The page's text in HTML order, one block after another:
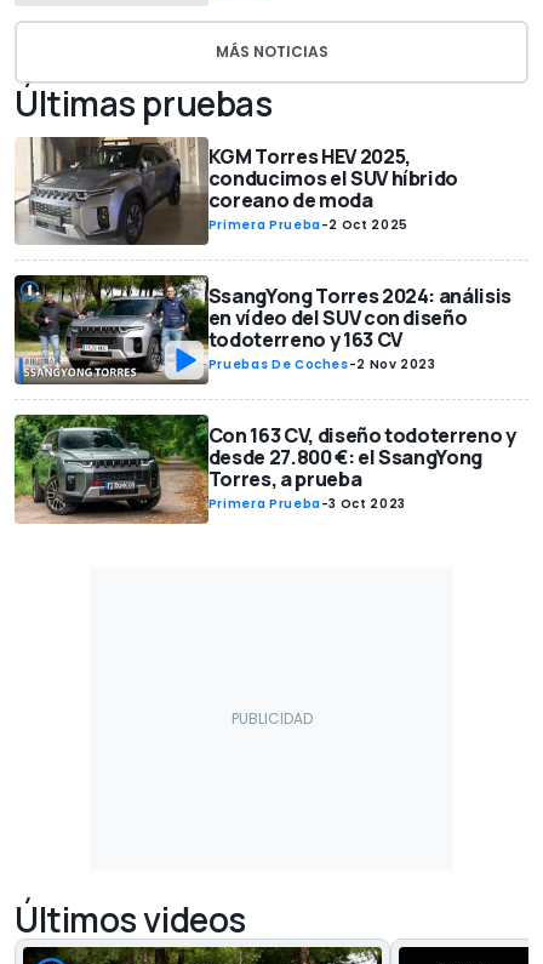
MÁS NOTICIAS
Últimas pruebas
KGM Torres HEV 2025,
conducimos el SUV híbrido
coreano de moda
Primera Prueba-2 Oct 2025
SsangYong Torres 2024: análisis
en vídeo del SUV con diseño
todoterreno y 163 CV
Pruebas De Coches-2 Nov 2023
Con 163 CV, diseño todoterreno y
desde 27.800 €: el SsangYong
Torres, a prueba
Primera Prueba-3 Oct 2023
Últimos videos